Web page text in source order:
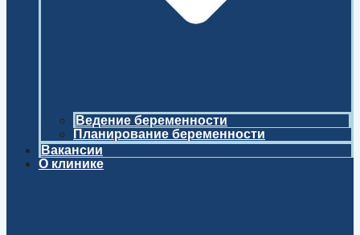
Ведение беременности
Планирование беременности
Вакансии
О клинике